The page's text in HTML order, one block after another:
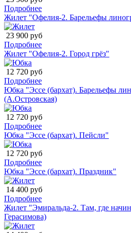
Подробнее
Жилет "Офелия-2. Барельефы
23 900 руб
Подробнее
Жилет "Офелия-2. Город грёз"
12 720 руб
Подробнее
Юбка "Эссе (бархат). Барельефы
(А.Островская)
12 720 руб
Подробнее
Юбка "Эссе (бархат). Пейсли"
12 720 руб
Подробнее
Юбка "Эссе (бархат). Праздник"
14 400 руб
Подробнее
Жилет "Эмиральда-2. Там, где
Герасимова)